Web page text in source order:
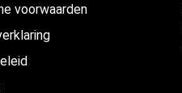
voorwaarden